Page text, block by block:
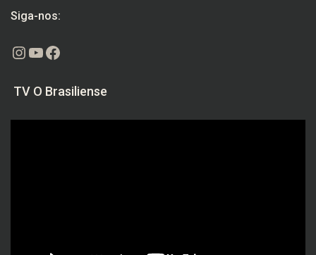
Siga-nos:
Instagram
Youtube
Facebook
TV O Brasiliense